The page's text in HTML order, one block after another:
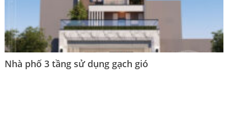
Nhà phố 3 tầng sử dụng gạch gió